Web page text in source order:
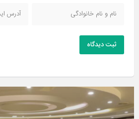
ثبت دیدگاه